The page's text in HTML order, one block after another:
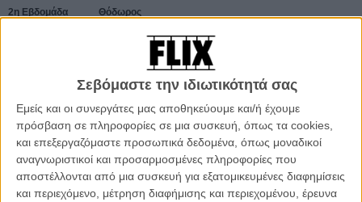
Σεβόμαστε την ιδιωτικότητά σας
Εμείς και οι συνεργάτες μας αποθηκεύουμε και/ή έχουμε
πρόσβαση σε πληροφορίες σε μια συσκευή, όπως τα cookies,
και επεξεργαζόμαστε προσωπικά δεδομένα, όπως μοναδικοί
αναγνωριστικοί και προσαρμοσμένες πληροφορίες που
αποστέλλονται από μια συσκευή για εξατομικευμένες διαφημίσεις
και περιεχόμενο, μέτρηση διαφήμισης και περιεχομένου, έρευνα
2η Εβδομάδα
Θόδωρος
Ενας Χρόνος
ΑΡΘΡΑ
Οι ειδικές προβολές της εβδομάδας (25 Ιουνίου - 1η
Ιουλίου 2026)
ΝΕΑ /25 ΙΟΥΝ/ Flix Team